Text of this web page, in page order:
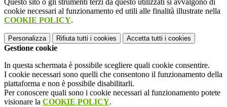
Questo sito o gli strumenti terzi da questo utilizzati si avvalgono di
cookie necessari al funzionamento ed utili alle finalità illustrate nella
COOKIE POLICY.
Personalizza Rifiuta tutti i cookies Accetta tutti i cookies
Gestione cookie
In questa schermata è possibile scegliere quali cookie consentire.
I cookie necessari sono quelli che consentono il funzionamento della
piattaforma e non è possibile disabilitarli.
Per conoscere quali sono i cookie necessari al funzionamento potete
visionare la COOKIE POLICY.